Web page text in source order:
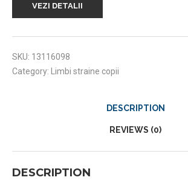
VEZI DETALII
SKU: 13116098
Category:
Limbi straine copii
DESCRIPTION
REVIEWS (0)
DESCRIPTION